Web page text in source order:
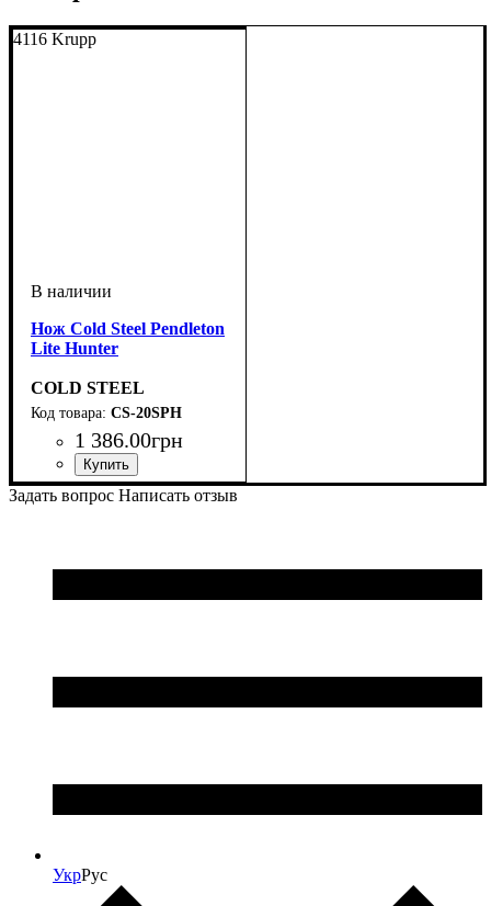
4116 Krupp
Нож Cold Steel Pendleton
Lite Hunter
COLD STEEL
CS-20SPH
1 386.00грн
Задать вопрос Написать отзыв
УкрРус